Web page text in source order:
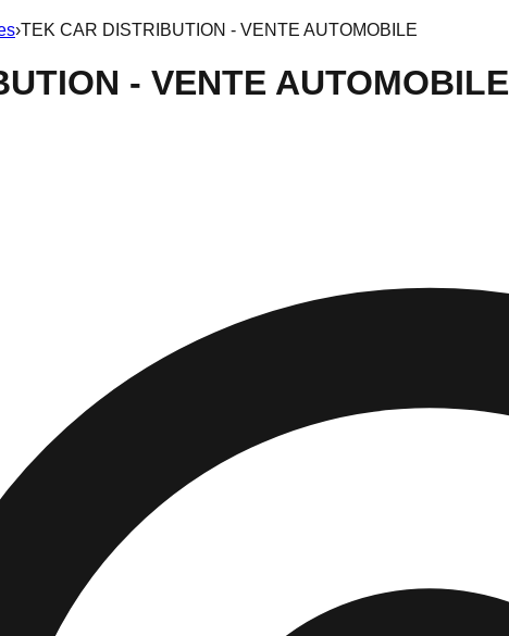
›TEK CAR DISTRIBUTION - VENTE AUTOMOBILE
- VENTE AUTOMOBILE